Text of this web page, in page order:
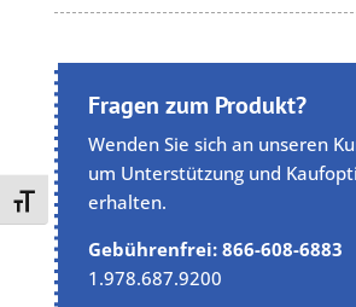
Toggle Font size
Fragen zum Produkt?
Wenden Sie sich an unseren
um Unterstützung und
erhalten.
Gebührenfrei: 866-608-6883
1.978.687.9200